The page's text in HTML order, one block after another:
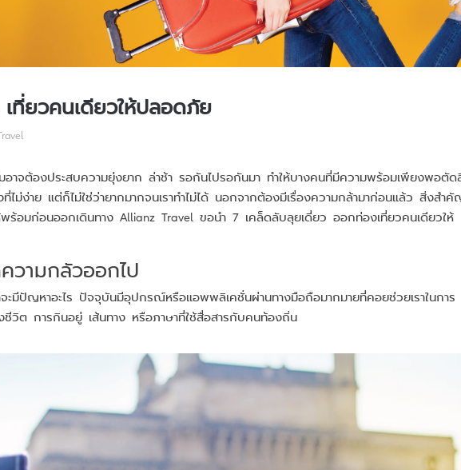
ที่ยวคนเดียวให้ปลอดภัย
อาจต้องประสบความยุ่งยาก ล่าช้า รอกันไปรอกันมา ทำให้บางคนที่มีความพร้อมเพียงพอตัด
ไม่ง่าย แต่ก็ไม่ใช่ว่ายากมากจนเราทำไม่ได้ นอกจากต้องมีเรื่องความกล้ามาก่อนแล้ว สิ่งสำคั
พร้อมก่อนออกเดินทาง Allianz Travel ขอนำ 7 เคล็ดลับลุยเดี่ยว ออกท่องเที่ยวคนเดียวให้
วามกลัวออกไป
าจะมีปัญหาอะไร ปัจจุบันมีอุปกรณ์หรือแอพพลิเคชั่นผ่านทางมือถือมากมายที่คอยช่วยเราในการ
งชีวิต การกินอยู่ เส้นทาง หรือภาษาที่ใช้สื่อสารกับคนท้องถิ่น